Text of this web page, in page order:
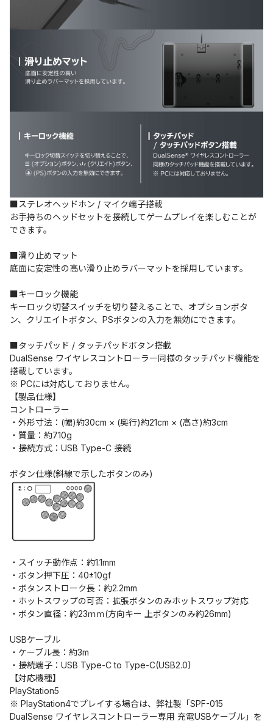
■ステレオヘッドホン / マイク端子搭載
お手持ちのヘッドセットを接続してゲームプレイを楽しむことが
できます。
■滑り止めマット
底面に安定性の高い滑り止めラバーマットを採用しています。
■キーロック機能
キーロック切替スイッチを切り替えることで、オプションボタ
ン、クリエイトボタン、PSボタンの入力を無効にできます。
■タッチパッド / タッチパッドボタン搭載
DualSense ワイヤレスコントローラー同様のタッチパッド機能を
搭載しています。
※ PCには対応しておりません。
【製品仕様】
コントローラー
・外形寸法：(幅)約30cm × (奥行)約21cm × (高さ)約3cm
・質量：約710g
・接続方式：USB Type-C 接続
ボタン仕様(斜線で示したボタンのみ)
・スイッチ動作点：約1.1mm
・ボタン押下圧：40±10gf
・ボタンストローク長：約2.2mm
・ホットスワップの可否：拡張ボタンのみホットスワップ対応
・ボタン直径：約23ｍｍ(方向キー 上ボタンのみ約26mm)
USBケーブル
・ケーブル長：約3m
・接続端子：USB Type-C to Type-C(USB2.0)
【対応機種】
PlayStation5
※ PlayStation4でプレイする場合は、弊社製「SPF-015
DualSense ワイヤレスコントローラー専用 充電USBケーブル」を